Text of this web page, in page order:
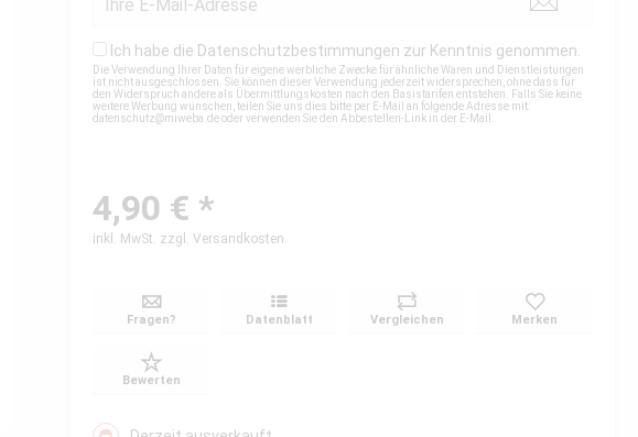
Ich habe die Datenschutzbestimmungen zur Kenntnis genommen.
Die Verwendung Ihrer Daten für eigene werbliche Zwecke für ähnliche Waren und Dienstleistungen
ist nicht ausgeschlossen. Sie können dieser Verwendung jederzeit widersprechen, ohne dass für
den Widerspruch andere als Übermittlungskosten nach den Basistarifen entstehen. Falls Sie keine
weitere Werbung wünschen, teilen Sie uns dies bitte per E-Mail an folgende Adresse mit:
datenschutz@miweba.deoder verwenden Sie den Abbestellen-Link in der E-Mail.
4,90 € *
inkl. MwSt. zzgl. Versandkosten
Fragen? Datenblatt Vergleichen Merken
Bewerten